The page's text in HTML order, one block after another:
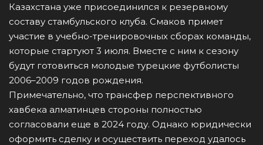
Казахстана уже присоединился к резервному
составу стамбульского клуба. Смаков примет
участие в учебно-тренировочных сборах команды,
которые стартуют 3 июля. Вместе с ним к сезону
будут готовиться молодые турецкие футболисты
2006–2009 годов рождения.
Примечательно, что трансфер перспективного
хавбека алматинцев стороны полностью
согласовали еще в 2024 году. Однако юридически
оформить сделку и осуществить переход удалось